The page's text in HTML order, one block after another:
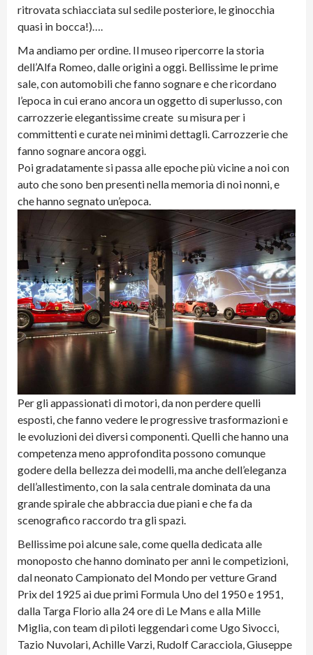
ritrovata schiacciata sul sedile posteriore, le ginocchia
quasi in bocca!)….
Ma andiamo per ordine. Il museo ripercorre la storia
dell’Alfa Romeo, dalle origini a oggi. Bellissime le prime
sale, con automobili che fanno sognare e che ricordano
l’epoca in cui erano ancora un oggetto di superlusso, con
carrozzerie elegantissime create su misura per i
committenti e curate nei minimi dettagli. Carrozzerie che
fanno sognare ancora oggi.
Poi gradatamente si passa alle epoche più vicine a noi con
auto che sono ben presenti nella memoria di noi nonni, e
che hanno segnato un’epoca.
Per gli appassionati di motori, da non perdere quelli
esposti, che fanno vedere le progressive trasformazioni e
le evoluzioni dei diversi componenti. Quelli che hanno una
competenza meno approfondita possono comunque
godere della bellezza dei modelli, ma anche dell’eleganza
dell’allestimento, con la sala centrale dominata da una
grande spirale che abbraccia due piani e che fa da
scenografico raccordo tra gli spazi.
Bellissime poi alcune sale, come quella dedicata alle
monoposto che hanno dominato per anni le competizioni,
dal neonato Campionato del Mondo per vetture Grand
Prix del 1925 ai due primi Formula Uno del 1950 e 1951,
dalla Targa Florio alla 24 ore di Le Mans e alla Mille
Miglia, con team di piloti leggendari come Ugo Sivocci,
Tazio Nuvolari, Achille Varzi, Rudolf Caracciola, Giuseppe